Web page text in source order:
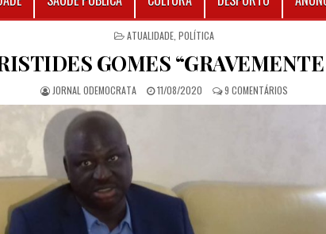
POSTED IN
ATUALIDADE, POLÍTICA
GOMES
AUTHOR:
JORNAL ODEMOCRATA PUBLISHED DATE:
11/08/2020 9 COMENTÁRIOSEM EX-PM